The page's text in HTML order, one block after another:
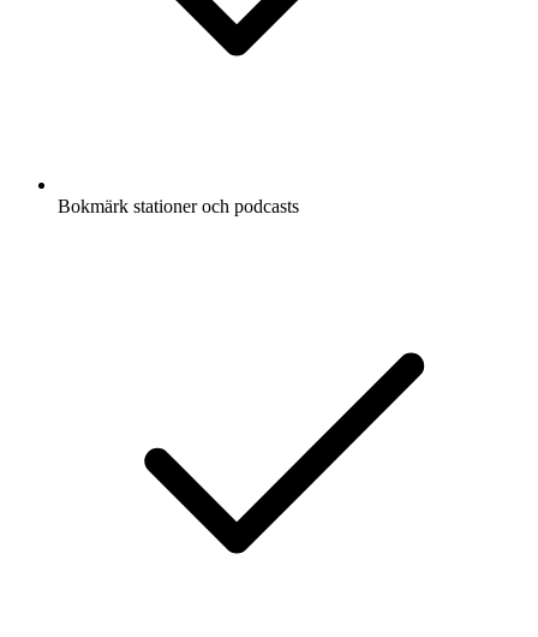
Bokmärk stationer och podcasts